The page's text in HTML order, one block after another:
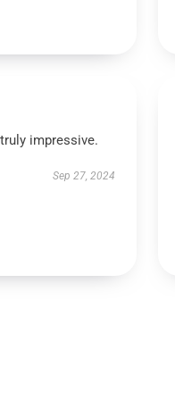
impressive.
Sep 27, 2024